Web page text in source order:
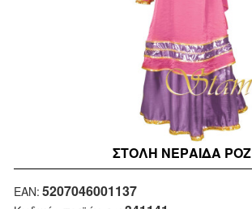
ΣΤΟΛΉ ΝΕΡΑΙΔΑ ΡΟΖ
EAN: 5207046001137